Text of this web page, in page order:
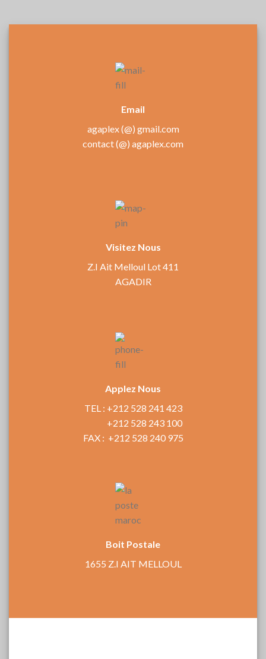
Email
agaplex (@) gmail.com
contact (@) agaplex.com
Visitez Nous
Z.I Ait Melloul Lot 411
AGADIR
Applez Nous
TEL : +212 528 241 423
+212 528 243 100
FAX : +212 528 240 975
Boit Postale
1655 Z.I AIT MELLOUL